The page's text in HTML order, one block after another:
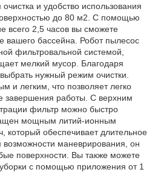
и удобство использования
до 80 м2. С помощью
всего 2,5 часов вы сможете
вашего бассейна. Робот пылесос
фильтровальной системой,
мелкий мусор. Благодаря
нужный режим очистки.
и легким, что позволяет легко
завершения работы. С верхним
фильтр можно быстро
мощным литий-ионным
который обеспечивает длительное
маневрирования, он
поверхности. Вы также можете
с помощью приложения от 1